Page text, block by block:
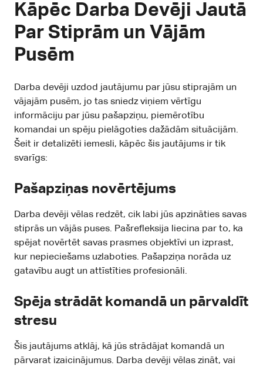
Kāpēc Darba Devēji Jautā
Par Stiprām un Vājām
Pusēm
Darba devēji uzdod jautājumu par jūsu stiprajām un
vājajām pusēm, jo tas sniedz viņiem vērtīgu
informāciju par jūsu pašapziņu, piemērotību
komandai un spēju pielāgoties dažādām situācijām.
Šeit ir detalizēti iemesli, kāpēc šis jautājums ir tik
svarīgs:
Pašapziņas novērtējums
Darba devēji vēlas redzēt, cik labi jūs apzināties savas
stiprās un vājās puses. Pašrefleksija liecina par to, ka
spējat novērtēt savas prasmes objektīvi un izprast,
kur nepieciešams uzlaboties. Pašapziņa norāda uz
gatavību augt un attīstīties profesionāli.
Spēja strādāt komandā un pārvaldīt
stresu
Šis jautājums atklāj, kā jūs strādājat komandā un
pārvarat izaicinājumus. Darba devēji vēlas zināt, vai